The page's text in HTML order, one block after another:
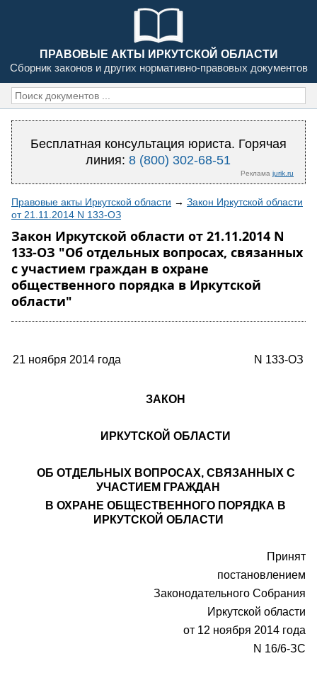
ПРАВОВЫЕ АКТЫ ИРКУТСКОЙ ОБЛАСТИ
Сборник законов и других нормативно-правовых документов
Бесплатная консультация юриста. Горячая
линия:8 (800) 302-68-51
Реклама jurik.ru
Правовые акты Иркутской области → Закон Иркутской области
от 21.11.2014 N 133-ОЗ
Закон Иркутской области от 21.11.2014 N
133-ОЗ "Об отдельных вопросах, связанных
с участием граждан в охране
общественного порядка в Иркутской
области"
21 ноября 2014 года N 133-ОЗ
ЗАКОН
ИРКУТСКОЙ ОБЛАСТИ
ОБ ОТДЕЛЬНЫХ ВОПРОСАХ, СВЯЗАННЫХ С
УЧАСТИЕМ ГРАЖДАН
В ОХРАНЕ ОБЩЕСТВЕННОГО ПОРЯДКА В
ИРКУТСКОЙ ОБЛАСТИ
Принят
постановлением
Законодательного Собрания
Иркутской области
от 12 ноября 2014 года
N 16/6-ЗС